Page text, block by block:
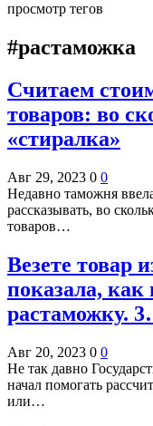
просмотр тегов
#растаможка
Cчитаем
товаров: во
«стиралка»
Авг 29, 2023 0 0
Недавно таможня
рассказывать, во
товаров…
Везете товар
показала, как
растаможку.
Авг 20, 2023 0 0
Не так давно
начал помогать
или…